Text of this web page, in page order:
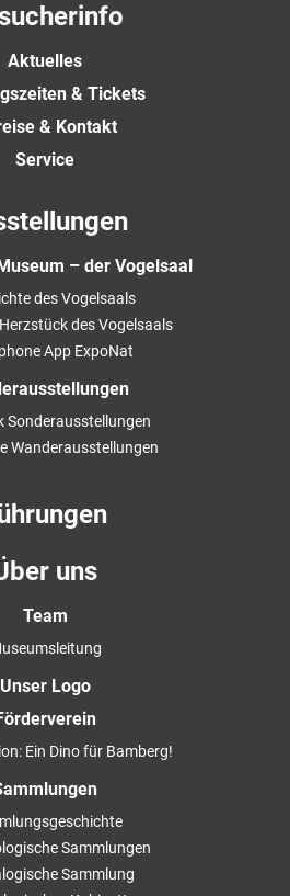
Aktuelles
& Tickets
& Kontakt
Service
– der Vogelsaal
des Vogelsaals
des Vogelsaals
App ExpoNat
Sonderausstellungen
Wanderausstellungen
uns
Team
Unser Logo
Ein Dino für Bamberg!
Sammlungen
Sammlung